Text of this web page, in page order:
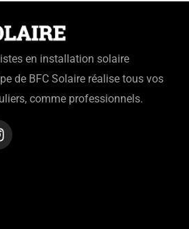
en installation solaire
de BFC Solaire réalise tous vos
comme professionnels.